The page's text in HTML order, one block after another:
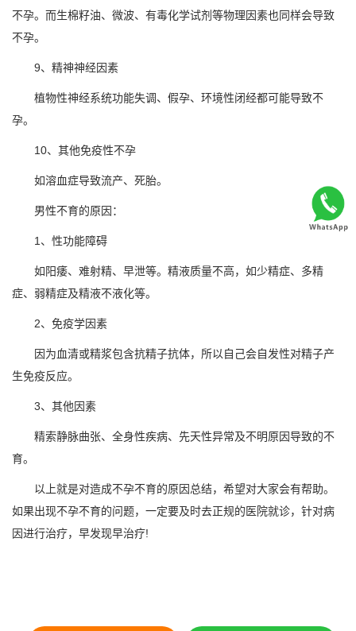
不孕。而生棉籽油、微波、有毒化学试剂等物理因素也同样会导致
不孕。
9、精神神经因素
植物性神经系统功能失调、假孕、环境性闭经都可能导致不
孕。
10、其他免疫性不孕
如溶血症导致流产、死胎。
男性不育的原因：
1、性功能障碍
如阳痿、难射精、早泄等。精液质量不高，如少精症、多精
症、弱精症及精液不液化等。
2、免疫学因素
因为血清或精浆包含抗精子抗体，所以自己会自发性对精子产
生免疫反应。
3、其他因素
精索静脉曲张、全身性疾病、先天性异常及不明原因导致的不
育。
以上就是对造成不孕不育的原因总结，希望对大家会有帮助。
如果出现不孕不育的问题，一定要及时去正规的医院就诊，针对病
因进行治疗，早发现早治疗!